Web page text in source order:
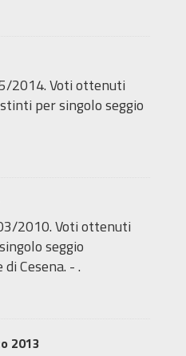
2014. Voti ottenuti
per singolo seggio
2010. Voti ottenuti
seggio
Cesena. - .
2013